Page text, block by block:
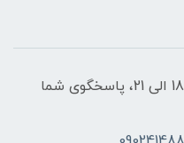
روزهای کاری از ساعت 10 الی 14 و 18 الی 21، پاسخگوی شما